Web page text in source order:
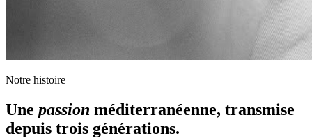
Notre histoire
Une passion méditerranéenne, transmise
depuis trois générations.